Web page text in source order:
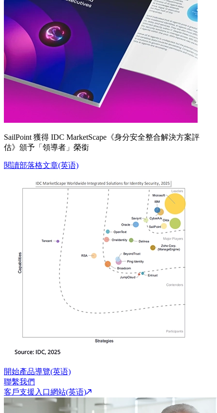
SailPoint 獲得 IDC MarketScape《身分安全整合解決方案評
估》頒予「領導者」榮銜
閱讀部落格文章(英语)
開始產品導覽(英语)
聯繫我們
客戶支援入口網站(英语)